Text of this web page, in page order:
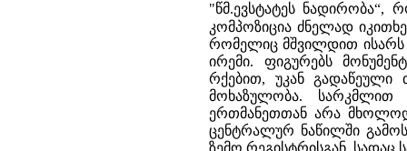
"წმ.ევსტატეს
კომპოზიცია ძნელად
რომელიც მშვილდით ისარს
ირემი. ფიგურებს
რქებით, უკან გადაწეული
მოხაზულობა.
ერთმანეთთან არა
ცენტრალურ ნაწილში
ზემო რეგისტრისგან,